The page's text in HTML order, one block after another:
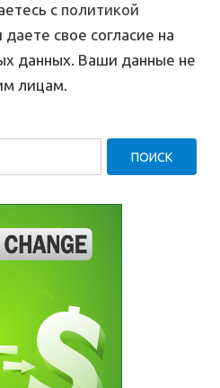
с политикой
даете свое согласие на
данных. Ваши данные не
лицам.